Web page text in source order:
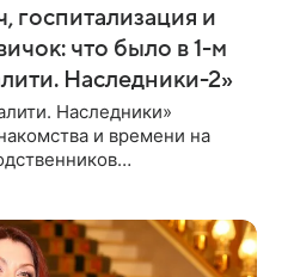
госпитализация и
что было в 1-м
Наследники-2»
Наследники»
и времени на